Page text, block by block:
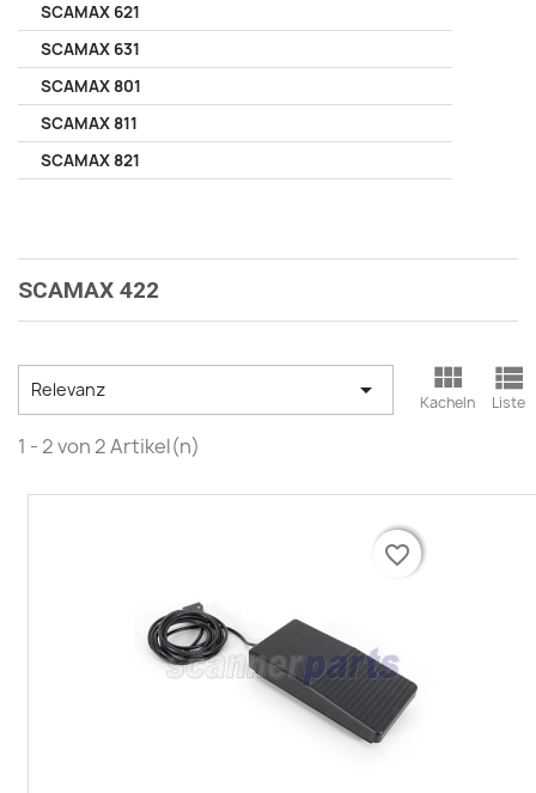
SCAMAX 621
SCAMAX 631
SCAMAX 801
SCAMAX 811
SCAMAX 821
SCAMAX 422
Relevanz  
Kacheln

Liste
1 - 2 von 2 Artikel(n)
favorite_border
favorite_border